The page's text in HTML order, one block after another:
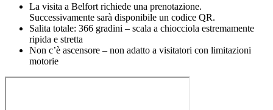
La visita a Belfort richiede una prenotazione.
Successivamente sarà disponibile un codice QR.
Salita totale: 366 gradini – scala a chiocciola estremamente
ripida e stretta
Non c’è ascensore – non adatto a visitatori con limitazioni
motorie